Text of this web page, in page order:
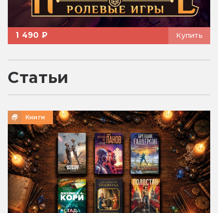
1 490 ₽ Купить
Статьи
Книги